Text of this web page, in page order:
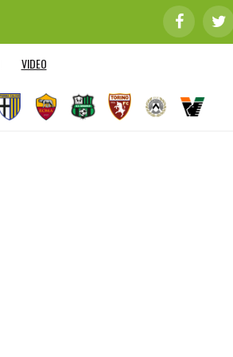
VIDEO